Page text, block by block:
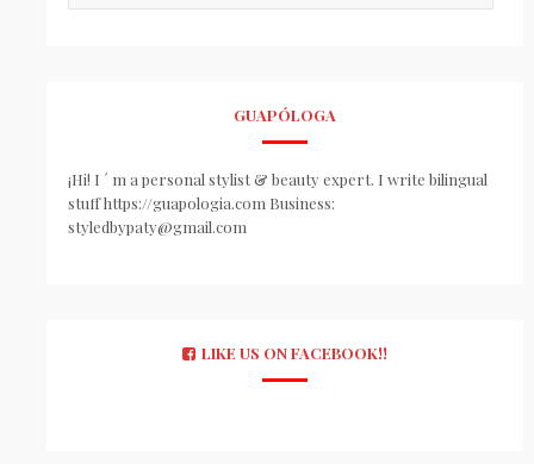
GUAPÓLOGA
¡Hi! I ´ m a personal stylist & beauty expert. I write bilingual
stuff https://guapologia.com Business:
styledbypaty@gmail.com
LIKE US ON FACEBOOK!!